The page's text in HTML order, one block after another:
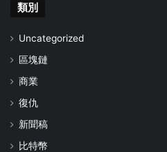
類別
Uncategorized
區塊鏈
商業
復仇
新聞稿
比特幣